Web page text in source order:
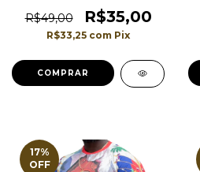
Haiti em nota de moeda
R$49,00 R$35,00
R$33,25 com Pix
COMPRAR
17%
OFF